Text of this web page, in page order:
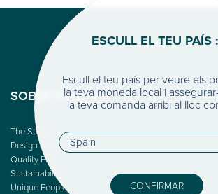
SOBRE WOODYS
The Story
Design & Color
Quality First
Sustainability
Unique People
ESCULL EL TEU PAÍS
Escull el teu país per veure els
la teva moneda local i
la teva comanda arribi al lloc
CONFIRMAR